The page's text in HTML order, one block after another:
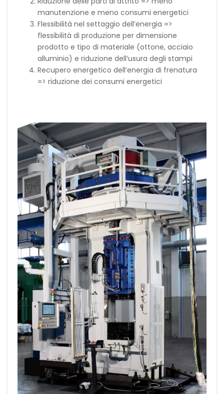
manutenzione e meno consumi energetici
Flessibilità nel settaggio dell’energia =>
flessibilità di produzione per dimensione
prodotto e tipo di materiale (ottone, acciaio
alluminio) e riduzione dell’usura degli stampi
Recupero energetico dell’energia di frenatura
=> riduzione dei consumi energetici